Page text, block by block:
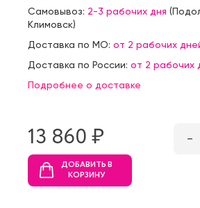
Самовывоз: 2-3 рабочих дня (
Климовск)
Доставка по МО: от 2 рабочих
Доставка по России: от 2 рабочих
Подробнее о доставке
13 860 ₷ –
ДОБАВИТЬ В
КОРЗИНУ